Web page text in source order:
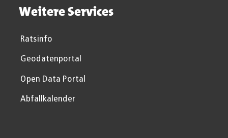
Weitere Services
Ratsinfo
Geodatenportal
Open Data Portal
Abfallkalender